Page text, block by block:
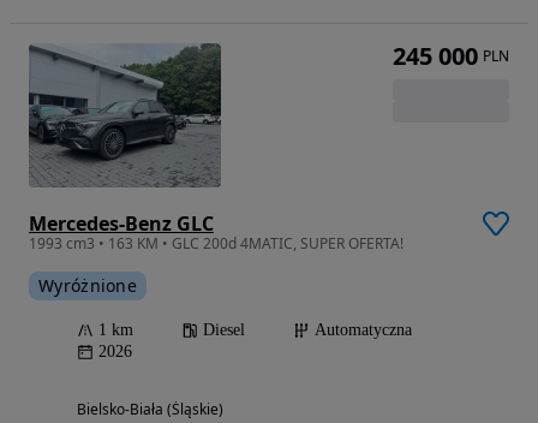
Mercedes-Benz GLC
1993 cm3 • 163 KM • GLC 200d 4MATIC, SUPER OFERTA!
Wyróżnione
1 km Diesel
Automatyczna
2026
Bielsko-Biała (Śląskie)
245 000 PLN